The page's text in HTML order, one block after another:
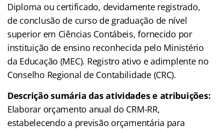
Diploma ou certificado, devidamente registrado,
de conclusão de curso de graduação de nível
superior em Ciências Contábeis, fornecido por
instituição de ensino reconhecida pelo Ministério
da Educação (MEC). Registro ativo e adimplente no
Conselho Regional de Contabilidade (CRC).
Descrição sumária das atividades e atribuições:
Elaborar orçamento anual do CRM-RR,
estabelecendo a previsão orçamentária para